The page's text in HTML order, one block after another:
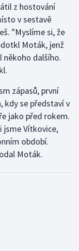
z hostování
v sestavě
"Myslíme si, že
Moták, jenž
někoho dalšího.
zápasů, první
kdy se představí v
jako před rokem.
jsme Vítkovice,
období.
Moták.